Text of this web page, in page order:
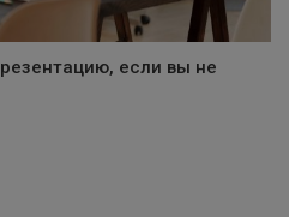
если вы не